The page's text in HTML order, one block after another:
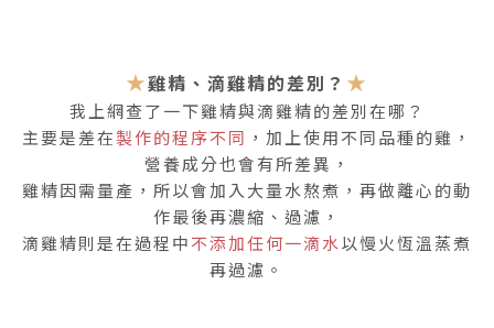
★雞精、滴雞精的差別？ ★
我上網查了一下雞精與滴雞精的差別在哪？
主要是差在製作的程序不同 ，加上使用不同品種的雞，
營養成分也會有所差異，
雞精因需量產，所以會加入大量水熬煮，再做離心的動
作最後再濃縮、過濾，
滴雞精則是在過程中不添加任何一滴水以慢火恆溫蒸煮
再過濾。